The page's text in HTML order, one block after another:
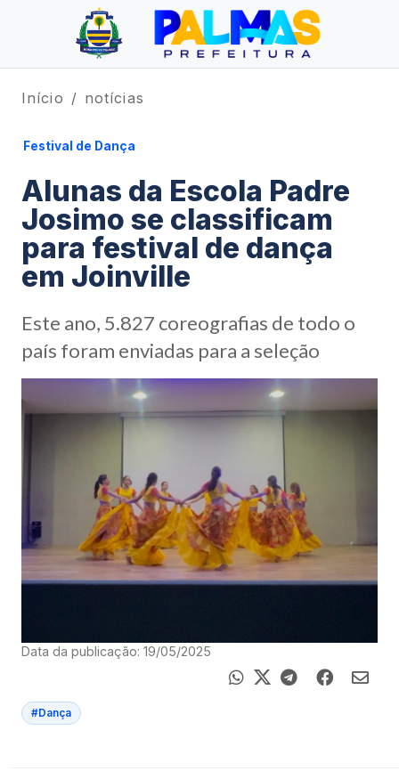
Início notícias
Festival de Dança
Alunas da Escola Padre
Josimo se classificam
para festival de dança
em Joinville
Este ano, 5.827 coreografias de todo o
país foram enviadas para a seleção
Data da publicação: 19/05/2025
#Dança